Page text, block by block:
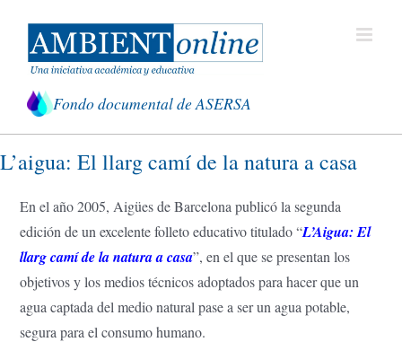
contenido
Fondo documental de ASERSA
L’aigua: El llarg camí de la natura a casa
En el año 2005, Aigües de Barcelona publicó la segunda
edición de un excelente folleto educativo titulado “L’Aigua: El
llarg camí de la natura a casa”, en el que se presentan los
objetivos y los medios técnicos adoptados para hacer que un
agua captada del medio natural pase a ser un agua potable,
segura para el consumo humano.